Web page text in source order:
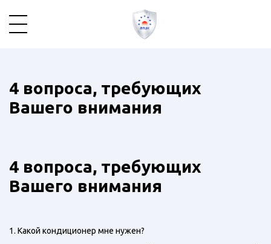
4 вопроса, требующих
Вашего внимания
4 вопроса, требующих
Вашего внимания
1. Какой кондиционер мне нужен?